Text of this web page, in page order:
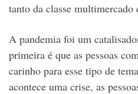
tanto da classe multimercado
A pandemia foi um
primeira é que as pessoas
carinho para esse tipo de
acontece uma crise, as